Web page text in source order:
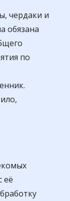
чердаки и
обязана
по
её